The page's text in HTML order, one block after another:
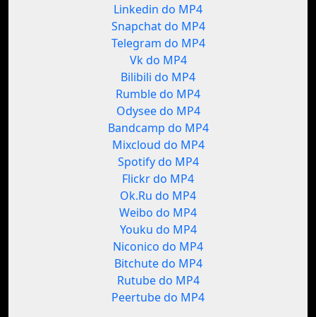
Linkedin do MP4
Snapchat do MP4
Telegram do MP4
Vk do MP4
Bilibili do MP4
Rumble do MP4
Odysee do MP4
Bandcamp do MP4
Mixcloud do MP4
Spotify do MP4
Flickr do MP4
Ok.Ru do MP4
Weibo do MP4
Youku do MP4
Niconico do MP4
Bitchute do MP4
Rutube do MP4
Peertube do MP4